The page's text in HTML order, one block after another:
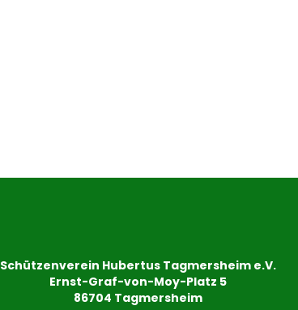
Schützenverein Hubertus Tagmersheim e.V.
Ernst-Graf-von-Moy-Platz 5
86704 Tagmersheim